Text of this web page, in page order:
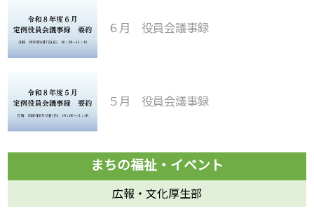
６月 役員会議事録
５月 役員会議事録
広報・文化厚生部